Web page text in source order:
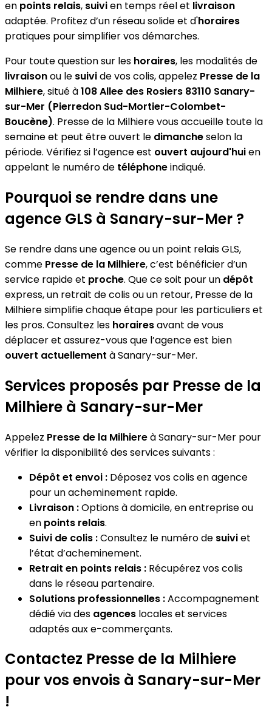
en points relais, suivien temps réel et livraison
adaptée. Profitez d’un réseau solide et d'horaires
pratiques pour simplifier vos démarches.
Pour toute question sur les horaires, les modalités de
livraisonou le suivide vos colis, appelez Presse de la
Milhiere, situé à108 Allee des Rosiers 83110 Sanary-
sur-Mer (Pierredon Sud-Mortier-Colombet-
Boucène). Presse de la Milhiere vous accueille toute la
semaine et peut être ouvert le dimancheselon la
période. Vérifiez si l’agence est ouvert aujourd'huien
appelant le numéro de téléphoneindiqué.
Pourquoi se rendre dans une
agence GLS à Sanary-sur-Mer ?
Se rendre dans une agence ou un point relais GLS,
comme Presse de la Milhiere, c’est bénéficier d’un
service rapide et proche. Que ce soit pour un dépôt
express, un retrait de colis ou un retour, Presse de la
Milhiere simplifie chaque étape pour les particuliers et
les pros. Consultez les horairesavant de vous
déplacer et assurez-vous que l’agence est bien
ouvert actuellement à Sanary-sur-Mer.
Services proposés par Presse de la
Milhiere à Sanary-sur-Mer
Appelez Presse de la Milhiereà Sanary-sur-Mer pour
vérifier la disponibilité des services suivants :
Dépôt et envoi : Déposez vos colis en agence
pour un acheminement rapide.
Livraison :Options à domicile, en entreprise ou
en points relais.
Suivi de colis :Consultez le numéro de suiviet
l’état d’acheminement.
Retrait en points relais : Récupérez vos colis
dans le réseau partenaire.
Solutions professionnelles :Accompagnement
dédié via des agences locales et services
adaptés aux e-commerçants.
Contactez Presse de la Milhiere
pour vos envois à Sanary-sur-Mer
!